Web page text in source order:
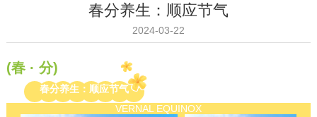
春分养生：顺应节气
2024-03-22
(春 · 分)
春分养生：顺应节气
VERNAL EQUINOX